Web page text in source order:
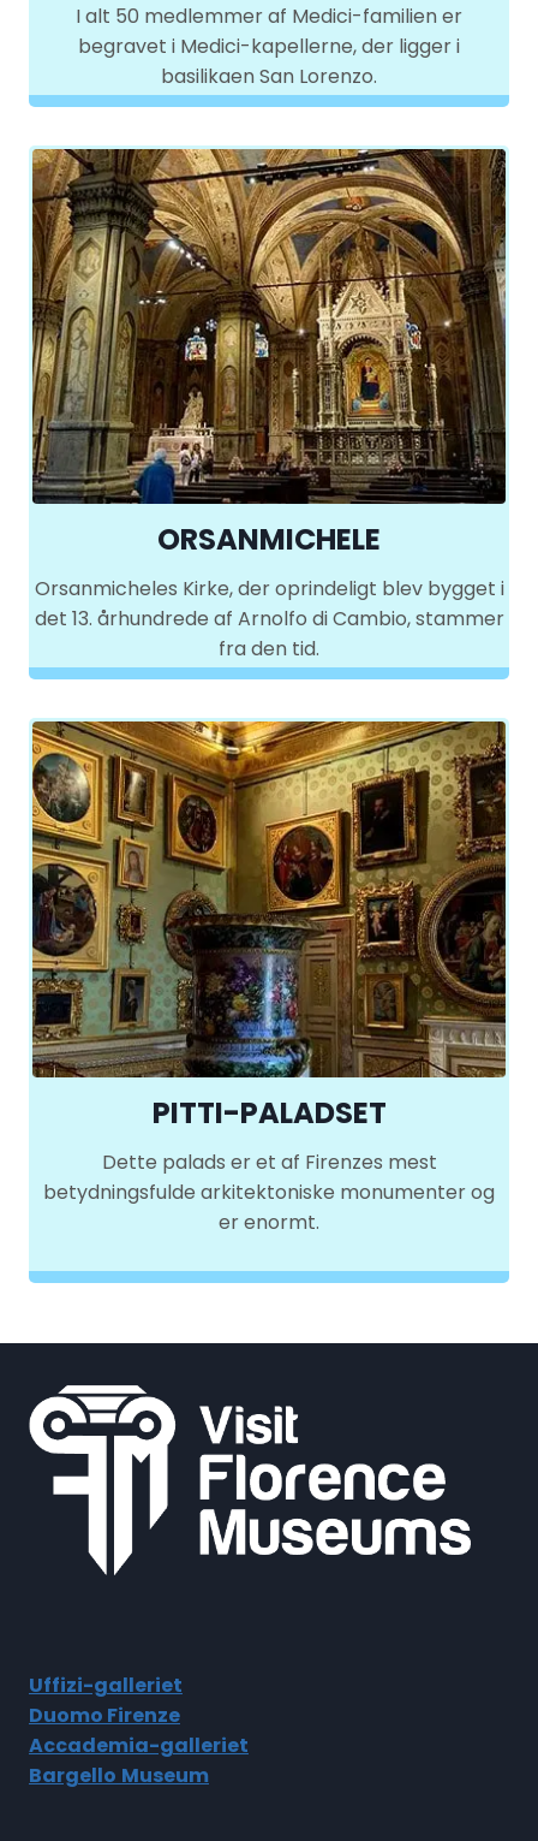
I alt 50 medlemmer af Medici-familien er
begravet i Medici-kapellerne, der ligger i
basilikaen San Lorenzo.
ORSANMICHELE
Orsanmicheles Kirke, der oprindeligt blev bygget i
det 13. århundrede af Arnolfo di Cambio, stammer
fra den tid.
PITTI-PALADSET
Dette palads er et af Firenzes mest
betydningsfulde arkitektoniske monumenter og
er enormt.
Uffizi-galleriet
Duomo Firenze
Accademia-galleriet
Bargello Museum